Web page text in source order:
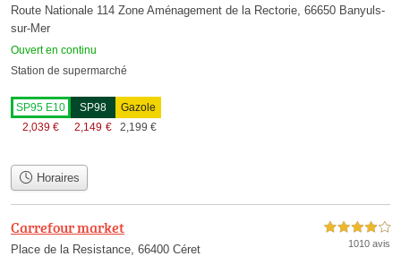
Route Nationale 114 Zone Aménagement de la Rectorie, 66650 Banyuls-
sur-Mer
Ouvert en continu
Station de supermarché
SP95 E10
2,039 €
SP98
2,149 €
Gazole
2,199 €
Horaires
Carrefour market
Place de la Resistance, 66400 Céret
4,0 étoiles sur 5
1010 avis